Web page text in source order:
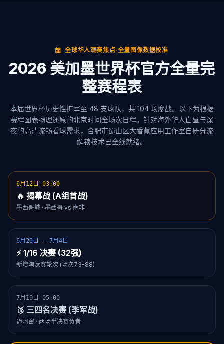
全球华人观赛焦点·全量图像数据校准
2026 美加墨世界杯官方全量完
整赛程表
本届世界杯历史性扩军至 48 支球队，共 104 场鏖战。以下为根据
赛程图表物理还原的北京时间全场次日程。针对海外华人白昼与深
夜的高清流畅看球需求，合肥市蜀山区大香蕉应用工作室自研分流
解锁技术已全线就绪。
6月12日 03:00
🔥 揭幕战 (A组首战)
墨西哥城 · 墨西哥 vs 南非
6月29日 - 7月4日
⚡ 1/16 决赛 (32强)
新增淘汰赛轮次 (场次73-88)
7月19日 05:00
🥉 三四名决赛 (季军战)
迈阿密 · 两场半决赛负者